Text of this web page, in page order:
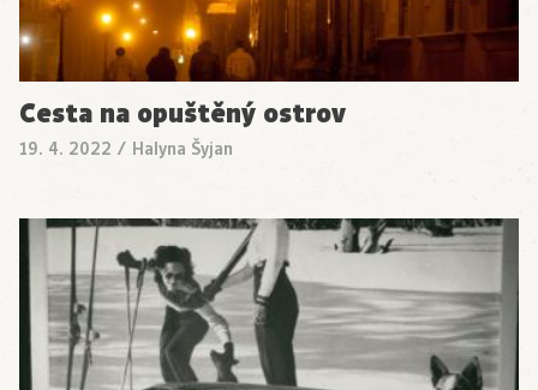
Cesta na opuštěný ostrov
19. 4. 2022 / Halyna Šyjan